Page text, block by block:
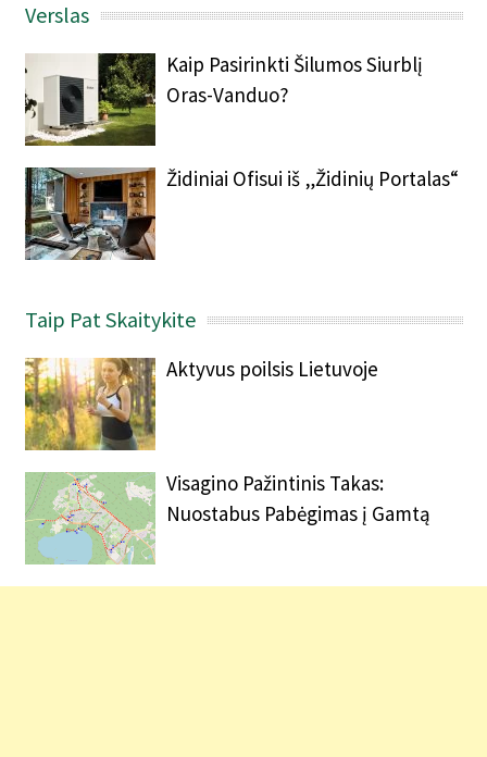
Verslas
Kaip Pasirinkti Šilumos Siurblį
Oras-Vanduo?
Židiniai Ofisui iš „Židinių Portalas“
Taip Pat Skaitykite
Aktyvus poilsis Lietuvoje
Visagino Pažintinis Takas:
Nuostabus Pabėgimas į Gamtą